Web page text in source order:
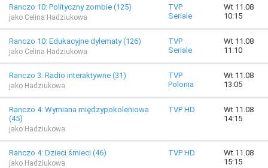
Ranczo 10: Polityczny zombie (125)
jako Celina Hadziukowa
TVP
Seriale
Wt 11.08
10:15
Ranczo 10: Edukacyjne dylematy (126)
jako Celina Hadziukowa
TVP
Seriale
Wt 11.08
11:10
Ranczo 3: Radio interaktywne (31)
jako Hadziukowa
TVP
Polonia
Wt 11.08
13:05
Ranczo 4: Wymiana międzypokoleniowa
(45)
jako Hadziukowa
TVP HD
Wt 11.08
14:15
Ranczo 4: Dzieci śmieci (46)
jako Hadziukowa
TVP HD
Wt 11.08
15:15